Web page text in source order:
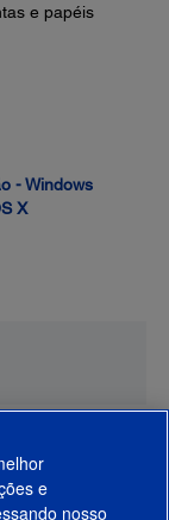
e papéis
- Windows
X
e
nosso